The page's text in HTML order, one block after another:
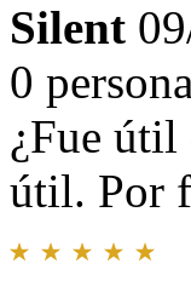
Silent
0
¿Fue útil
útil. Por